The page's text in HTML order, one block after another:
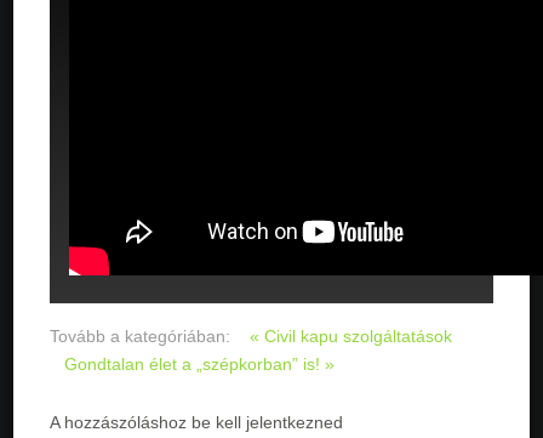
Tovább a kategóriában:
« Civil kapu szolgáltatások
Gondtalan élet a „szépkorban” is! »
A hozzászóláshoz be kell jelentkezned